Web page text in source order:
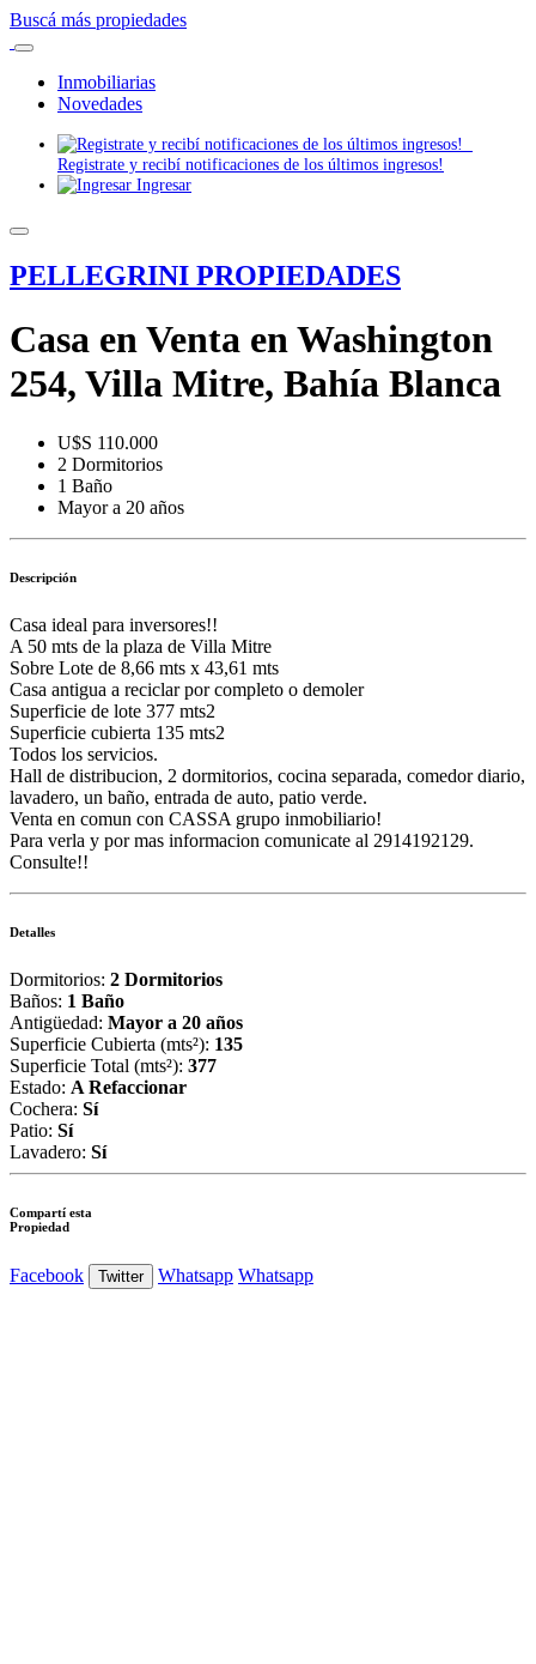
Buscá más propiedades
Inmobiliarias
Novedades
Registrate y recibí notificaciones de los últimos ingresos!
Ingresar
PELLEGRINI PROPIEDADES
Casa en Venta en Washington
254, Villa Mitre, Bahía Blanca
U$S 110.000
2 Dormitorios
1 Baño
Mayor a 20 años
Descripción
Casa ideal para inversores!!
A 50 mts de la plaza de Villa Mitre
Sobre Lote de 8,66 mts x 43,61 mts
Casa antigua a reciclar por completo o demoler
Superficie de lote 377 mts2
Superficie cubierta 135 mts2
Todos los servicios.
Hall de distribucion, 2 dormitorios, cocina separada, comedor diario,
lavadero, un baño, entrada de auto, patio verde.
Venta en comun con CASSA grupo inmobiliario!
Para verla y por mas informacion comunicate al 2914192129.
Consulte!!
Detalles
Dormitorios: 2 Dormitorios
Baños: 1 Baño
Antigüedad: Mayor a 20 años
Superficie Cubierta (mts²): 135
Superficie Total (mts²): 377
Estado: A Refaccionar
Cochera: Sí
Patio: Sí
Lavadero: Sí
Compartí esta
Propiedad
Facebook Twitter Whatsapp Whatsapp